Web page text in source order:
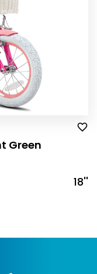
Green
18''